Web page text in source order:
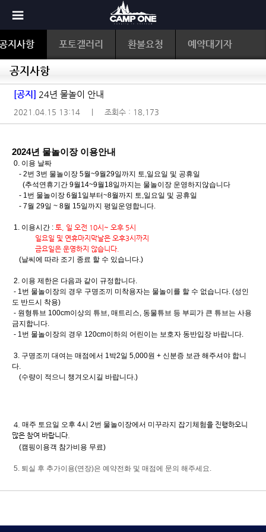
지사항 포토갤러리 환불요청 예약대기자
공지사항
[공지] 24년 물놀이 안내
2021.04.15 13:14 조회수 : 18,173
2024년 물놀이장이용안내
0. 이용 날짜
- 2번 3번 물놀이장 5월~9월29일까지 토,일요일 및 공휴일
(추석연휴기간 9월14~9월18일까지는 물놀이장 운영하지않습니다
- 1번 물놀이장 6월1일부터~8월까지 토,일요일 및 공휴일
- 7월 29일 ~ 8월 15일까지 평일운영합니다.
1. 이용시간 : 토, 일 오전 10시~ 오후 5시
일요일 및 연휴마지막날은 오후3시까지
금요일은 운영하지 않습니다.
(날씨에 따라 조기 종료 할 수 있습니다.)
2. 이용 제한은 다음과 같이 규정합니다.
- 1번 물놀이장의 경우 구명조끼 미착용자는 물놀이를 할 수 없습니다. (성인
도 반드시 착용)
- 원형튜브 100cm이상의 튜브, 매트리스, 동물튜브 등 부피가 큰 튜브는 사용
금지합니다.
- 1번 물놀이장의 경우 120cm이하의 어린이는 보호자 동반입장 바랍니다.
3. 구명조끼 대여는 매점에서 1박2일 5,000원 + 신분증 보관 해주셔야 합니
다.
(수량이 적으니 챙겨오시길 바랍니다.)
4. 매주 토요일 오후 4시 2번 물놀이장에서 미꾸라지 잡기체험을 진행하오니
많은 참여 바랍니다.
(캠핑이용객 참가비용 무료)
5. 퇴실 후 추가이용(연장)은 예약전화 및 매점에 문의 해주세요.